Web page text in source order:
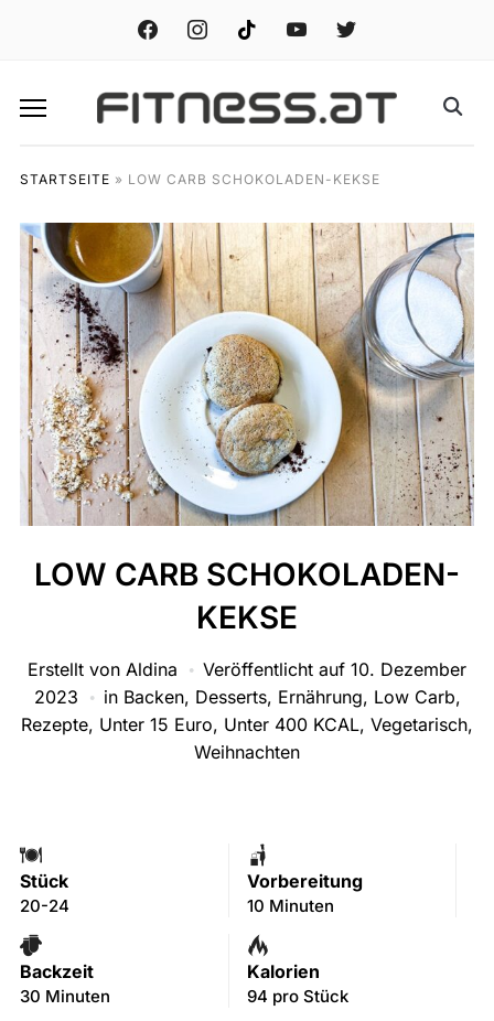
facebook instagramtiktok youtube twitter
STARTSEITE » LOW CARB SCHOKOLADEN-KEKSE
LOW CARB SCHOKOLADEN-
KEKSE
Erstellt von Aldina Veröffentlicht auf 10. Dezember
2023
in Backen, Desserts, Ernährung, Low Carb,
Rezepte, Unter 15 Euro, Unter 400 KCAL, Vegetarisch,
Weihnachten
Stück
20-24
Vorbereitung
10 Minuten
Backzeit
30 Minuten
Kalorien
94 pro Stück